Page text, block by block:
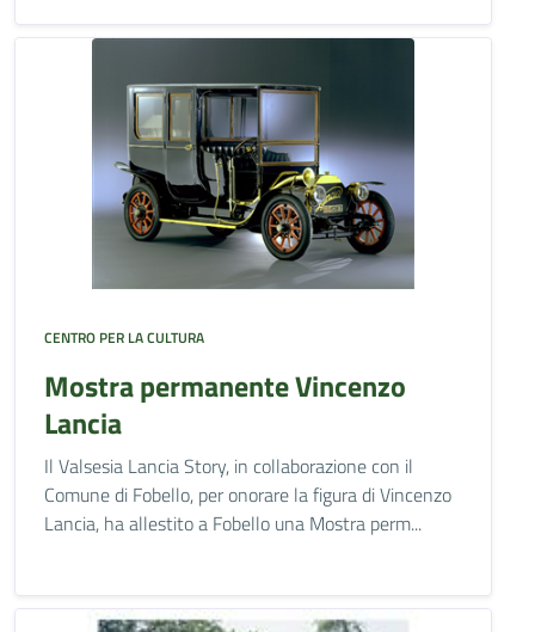
CENTRO PER LA CULTURA
Mostra permanente Vincenzo
Lancia
Il Valsesia Lancia Story, in collaborazione con il
Comune di Fobello, per onorare la figura di Vincenzo
Lancia, ha allestito a Fobello una Mostra perm...